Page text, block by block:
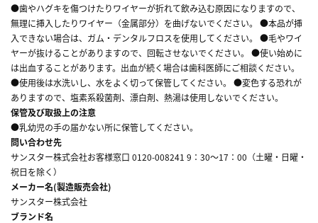
●歯やハグキを傷つけたりワイヤーが折れて飲み込む原因になりますので、
無理に挿入したりワイヤー（金属部分）を曲げないでください。 ●本品が挿
入できない場合は、ガム・デンタルフロスを使用してください。 ●毛やワイ
ヤーが抜けることがありますので、回転させないでください。 ●使い始めに
は出血することがあります。出血が続く場合は歯科医師にご相談ください。
●使用後は水洗いし、水をよく切って保管してください。 ●変色する恐れが
ありますので、塩素系殺菌剤、漂白剤、熱湯は使用しないでください。
保管及び取扱上の注意
●乳幼児の手の届かない所に保管してください。
問い合わせ先
サンスター株式会社お客様窓口 0120-008241 9：30～17：00（土曜・日曜・
祝日を除く）
メーカー名(製造販売会社)
サンスター株式会社
ブランド名